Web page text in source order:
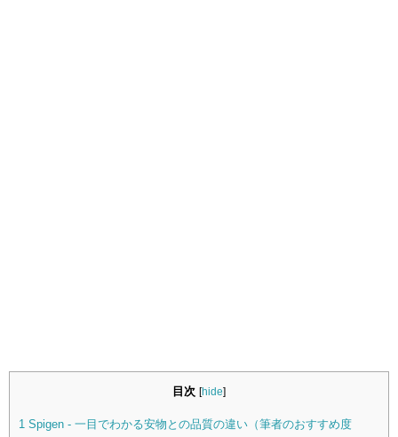
目次 [hide]
1 Spigen - 一目でわかる安物との品質の違い（筆者のおすすめ度